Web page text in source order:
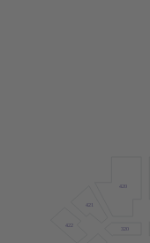
320
420
422
421